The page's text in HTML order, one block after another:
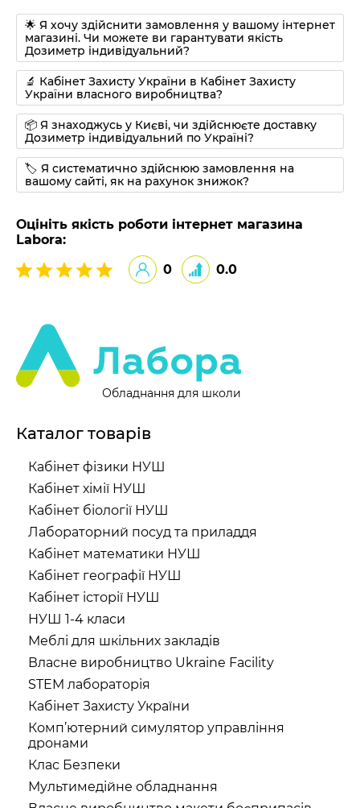
🌟 Я хочу здійснити замовлення у вашому інтернет
магазині. Чи можете ви гарантувати якість
Дозиметр індивідуальний?
🔬 Кабінет Захисту України в Кабінет Захисту
України власного виробництва?
📦 Я знаходжусь у Києві, чи здійснюєте доставку
Дозиметр індивідуальний по Україні?
🏷 Я систематично здійснюю замовлення на
вашому сайті, як на рахунок знижок?
Оцініть якість роботи інтернет магазина
Labora:
0
0.0
Обладнання для школи
Каталог товарів
Кабінет фізики НУШ
Кабінет хімії НУШ
Кабінет біології НУШ
Лабораторний посуд та приладдя
Кабінет математики НУШ
Кабінет географії НУШ
Кабінет історії НУШ
НУШ 1-4 класи
Меблі для шкільних закладів
Власне виробництво Ukraine Facility
STEM лабораторія
Кабінет Захисту України
Комп’ютерний симулятор управління
дронами
Клас Безпеки
Мультимедійне обладнання